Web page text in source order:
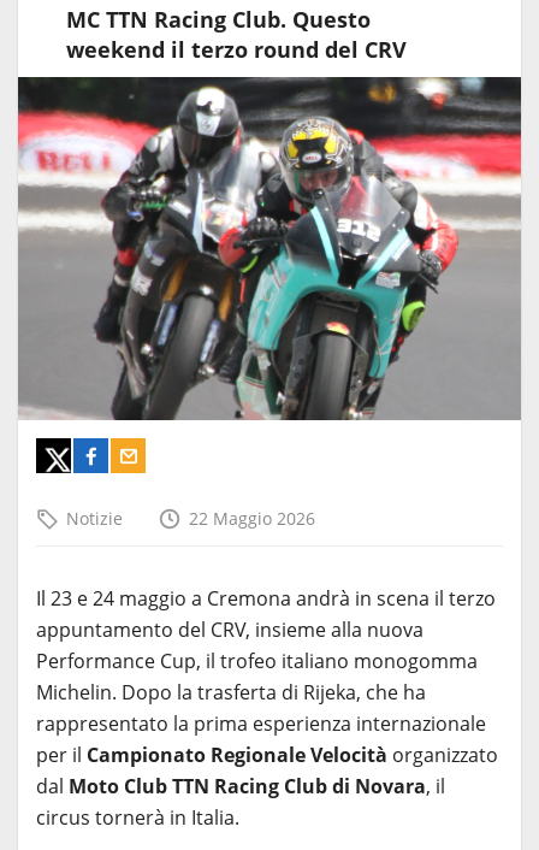
MC TTN Racing Club. Questo
weekend il terzo round del CRV
Notizie 22 Maggio 2026
Il 23 e 24 maggio a Cremona andrà in scena il terzo
appuntamento del CRV, insieme alla nuova
Performance Cup, il trofeo italiano monogomma
Michelin. Dopo la trasferta di Rijeka, che ha
rappresentato la prima esperienza internazionale
per il Campionato Regionale Velocità organizzato
dal Moto Club TTN Racing Club di Novara, il
circus tornerà in Italia.